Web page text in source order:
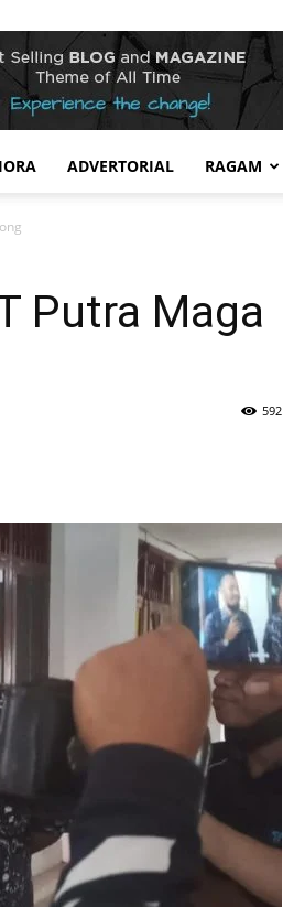
ADVERTORIAL RAGAM
Putra Maga
592